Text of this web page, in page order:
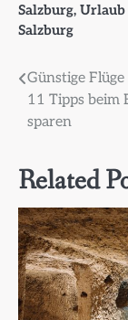
Salzburg, Urlaub
Salzburg
Günstige
11 Tipps beim
sparen
Related